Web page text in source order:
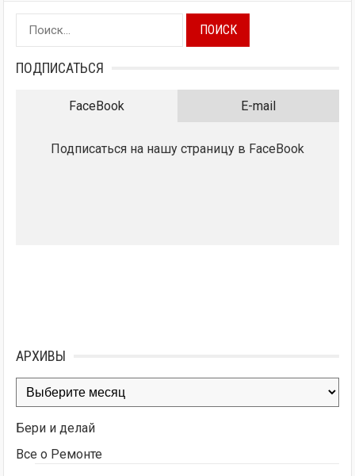
Найти:
ПОДПИСАТЬСЯ
FaceBook E-mail
Подписаться на нашу страницу в FaceBook
АРХИВЫ
Архивы
Бери и делай
Все о Ремонте